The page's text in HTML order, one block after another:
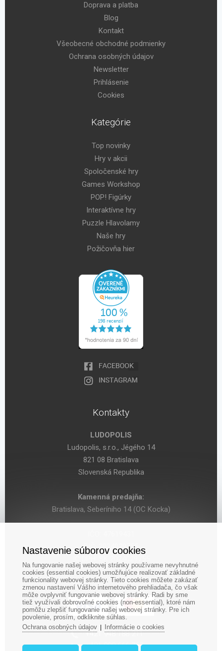
Doprava a platba
Blog
Kontakt
Všeobecné obchodné podmienky
Ochrana osobných údajov
Newsletter
Prihlásenie
Cookies
Kategórie
Top novinky
Hry v akcii
Spoločenské hry
Games Workshop
POP! Figúrky
Interaktívne hry
Puzzle Hlavolamy
Naše hry
Požičovňa hier
Kontakty
LUDOPOLIS
Ludopolis, s.r.o., Jégého 14
821 08 Bratislava
Slovenská Republika
Kamenná predajňa:
Bratislava, Seberíniho 14 (OC Kocka)
DIČ: 2024029755
‎+421 948 188 211
+421 908 666 767
Nastavenie súborov cookies
Na fungovanie našej webovej stránky používame nevyhnutné
cookies (essential cookies) umožňujúce realizovať základné
funkcionality webovej stránky. Tieto cookies môžete zakázať
zmenou nastavení Vášho internetového prehliadača, čo však
môže ovplyvniť fungovanie webovej stránky. Radi by sme
tiež využívali dobrovoľné cookies (non-essential), ktoré nám
pomôžu zlepšiť fungovanie našej webovej stránky. Pre ich
povolenie, prosím, odkliknite súhlas.
Ochrana osobných údajov| Informácie o cookies